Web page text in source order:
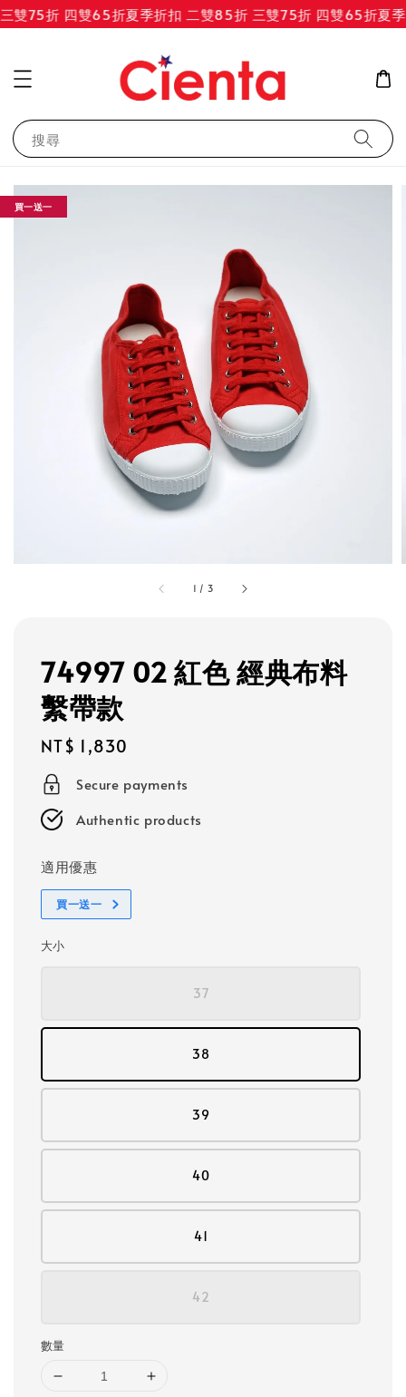
雙75折 四雙65折夏季折扣 二雙85折 三雙75折 四雙65折夏季
搜尋
1 / 3
買一送一
74997 02 紅色 經典布料
繫帶款
Regular
price
NT$ 1,830
Secure payments
Authentic products
適用優惠
買一送一
大小
37
38
39
40
41
42
數量